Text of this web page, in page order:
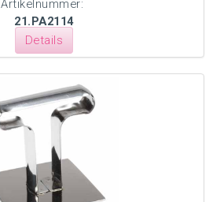
Artikelnummer:
21.PA2114
Details